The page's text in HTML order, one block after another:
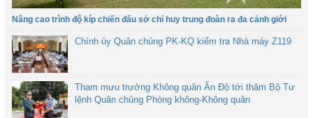
Nâng cao trình độ kíp chiến đấu sở chỉ huy trung đoàn ra đa cảnh giới
Chính ủy Quân chủng PK-KQ kiểm tra Nhà máy Z119
Tham mưu trưởng Không quân Ấn Độ tới thăm Bộ Tư
lệnh Quân chủng Phòng không-Không quân